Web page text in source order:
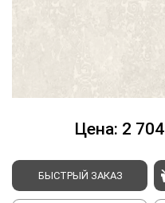
Цена: 2 704
БЫСТРЫЙ ЗАКАЗ